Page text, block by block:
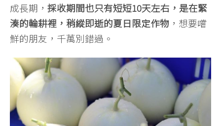
成長期， 採收期間也只有短短10天左右，是在緊
湊的輪耕裡，稍縱即逝的夏日限定作物 ，想要嚐
鮮的朋友，千萬別錯過。